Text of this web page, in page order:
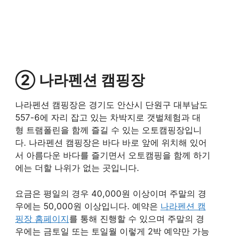
② 나라펜션 캠핑장
나라펜션 캠핑장은 경기도 안산시 단원구 대부남도
557-6에 자리 잡고 있는 차박지로 갯벌체험과 대
형 트램폴린을 함께 즐길 수 있는 오토캠핑장입니
다. 나라펜션 캠핑장은 바다 바로 앞에 위치해 있어
서 아름다운 바다를 즐기면서 오토캠핑을 함께 하기
에는 더할 나위가 없는 곳입니다.
요금은 평일의 경우 40,000원 이상이며 주말의 경
우에는 50,000원 이상입니다. 예약은 나라펜션 캠
핑장 홈페이지를 통해 진행할 수 있으며 주말의 경
우에는 금토일 또는 토일월 이렇게 2박 예약만 가능